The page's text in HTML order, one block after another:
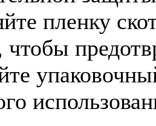
пленку